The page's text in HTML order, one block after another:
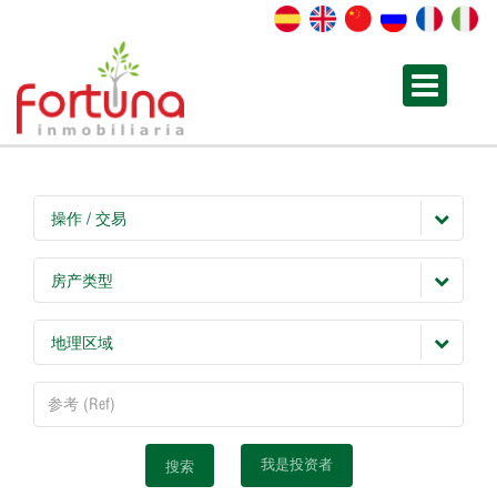
操作 / 交易
房产类型
地理区域
搜索 我是投资者